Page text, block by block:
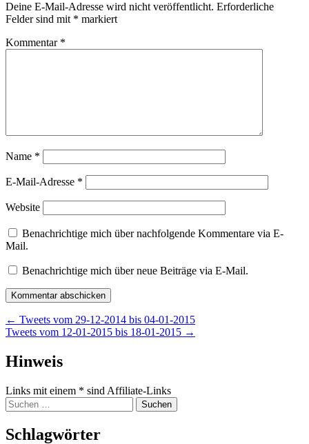
Deine E-Mail-Adresse wird nicht veröffentlicht. Erforderliche
Felder sind mit * markiert
Kommentar *
Name *
E-Mail-Adresse *
Website
Benachrichtige mich über nachfolgende Kommentare via E-
Mail.
Benachrichtige mich über neue Beiträge via E-Mail.
Beitragsnavigation
← Tweets vom 29-12-2014 bis 04-01-2015
Tweets vom 12-01-2015 bis 18-01-2015 →
Widgets
Hinweis
Links mit einem * sind Affiliate-Links
Suchen
nach:
Schlagwörter